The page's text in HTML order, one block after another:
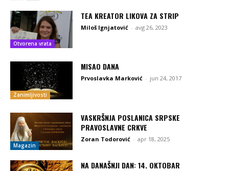
Otvorena vrata
TEA KREATOR LIKOVA ZA STRIP
Miloš Ignjatović - avg 26, 2023
Zanimljivosti
MISAO DANA
Prvoslavka Marković - jun 24, 2017
Magazin
VASKRŠNJA POSLANICA SRPSKE
PRAVOSLAVNE CRKVE
Zoran Todorović - apr 18, 2025
NA DANAŠNJI DAN: 14. OKTOBAR